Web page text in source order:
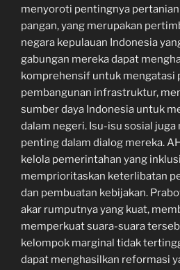
menyoroti pentingnya pertanian
pangan, yang merupakan
negara kepulauan Indonesia
gabungan mereka dapat
komprehensif untuk mengatasi
pembangunan infrastruktur,
sumber daya Indonesia untuk
dalam negeri. Isu-isu sosial juga
penting dalam dialog mereka.
kelola pemerintahan yang
memprioritaskan keterlibatan
dan pembuatan kebijakan.
akar rumputnya yang kuat,
memperkuat suara-suara
kelompok marginal tidak
dapat menghasilkan reformasi